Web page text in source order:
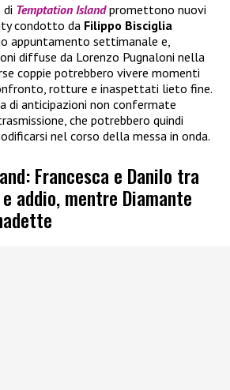
di Temptation Islandpromettono nuovi
condotto da Filippo Bisciglia
appuntamento settimanale e,
diffuse da Lorenzo Pugnaloni nella
coppie potrebbero vivere momenti
rotture e inaspettati lieto fine.
anticipazioni non confermate
che potrebbero quindi
nel corso della messa in onda.
Francesca e Danilo tra
addio, mentre Diamante